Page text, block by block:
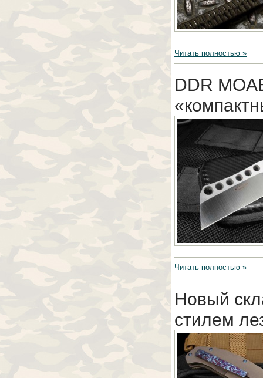
Читать полностью »
DDR
Читать полностью »
Новый
стилем